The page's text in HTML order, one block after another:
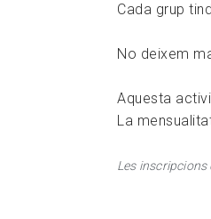
Cada grup
No deixem
Aquesta
La
Les inscripcions